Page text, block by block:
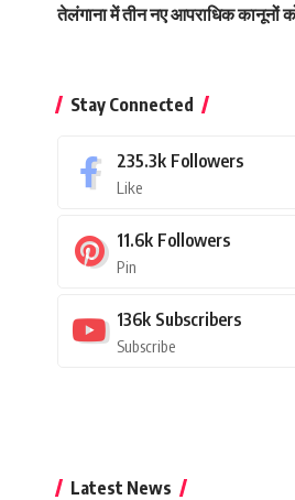
तेलंगाना में तीन नए आपराधिक कानूनों
Stay Connected
235.3k Followers
Like
11.6k Followers
Pin
136k Subscribers
Subscribe
Latest News